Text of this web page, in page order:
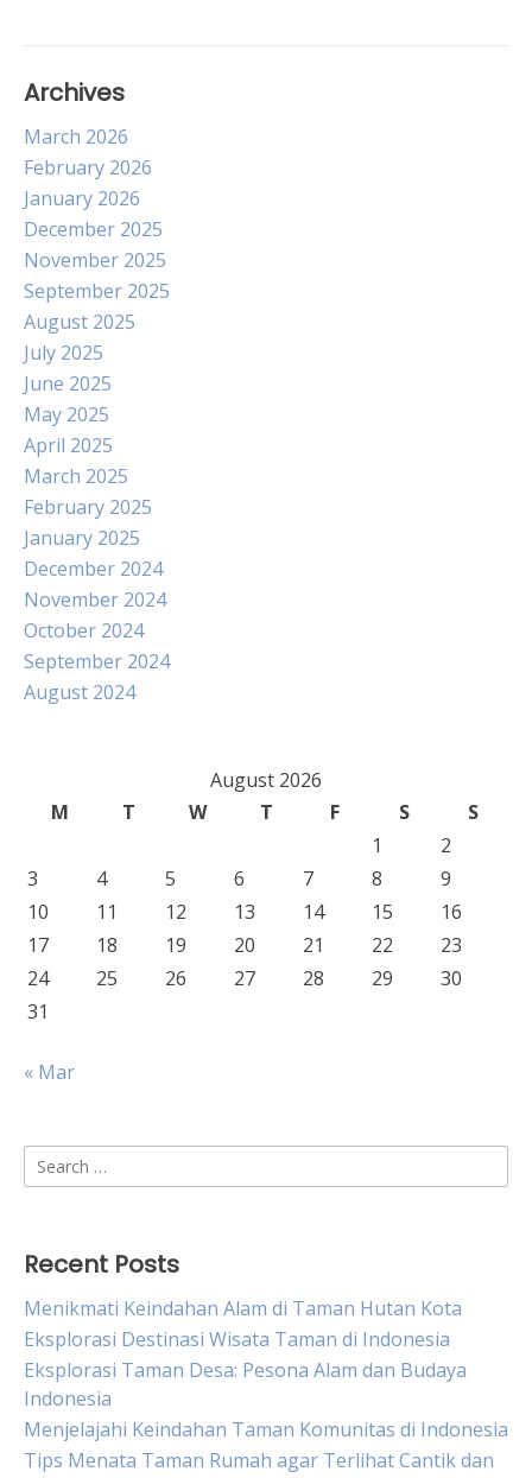
Archives
March 2026
February 2026
January 2026
December 2025
November 2025
September 2025
August 2025
July 2025
June 2025
May 2025
April 2025
March 2025
February 2025
January 2025
December 2024
November 2024
October 2024
September 2024
August 2024
August 2026
M
T W T F S
S
1
2
3
4 5 6 7 8
9
10
11 12 13 14 15
16
17
18 19 20 21 22
23
24
25 26 27 28 29
30
31
« Mar
Search
for:
Recent Posts
Menikmati Keindahan Alam di Taman Hutan Kota
Eksplorasi Destinasi Wisata Taman di Indonesia
Eksplorasi Taman Desa: Pesona Alam dan Budaya
Indonesia
Menjelajahi Keindahan Taman Komunitas di Indonesia
Tips Menata Taman Rumah agar Terlihat Cantik dan